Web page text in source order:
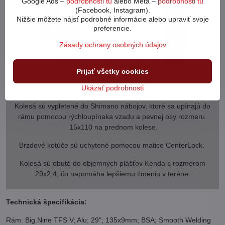
Kolesá
Kolesá sú vypletené do Shimano nábojov, ktoré sa upínajú do
rámu pomocou rýchloupínaka vzadu a pevnej osy rozmeru
15x110 na prednom kolese.
Brzdové kotúče sú uchytené pomocou matice CenterLock.
Kolesá sú obuté do objemných plášťov Kenda s rozmerom
29x2,4, čo napomáha lepšiemu tlmeniu v teréne.
Technická špecifikácia:
Rám: Big.Nine TFS V; Alu; 29"; 135x9mm; BSA; Smooth Welding
(Facebook, Instagram).
Nižšie môžete nájsť podrobné informácie alebo upraviť svoje
preferencie.
Zásady ochrany osobných údajov
Ukázať podrobnosti
Prijať všetky cookies